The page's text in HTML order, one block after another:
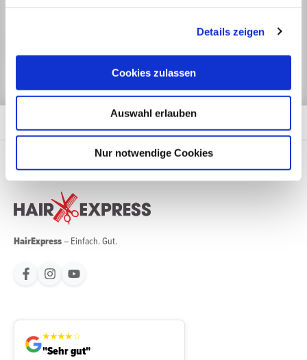
Details zeigen
Cookies zulassen
Auswahl erlauben
Nur notwendige Cookies
HairExpress– Einfach. Gut.
★★★★☆
"Sehr gut"